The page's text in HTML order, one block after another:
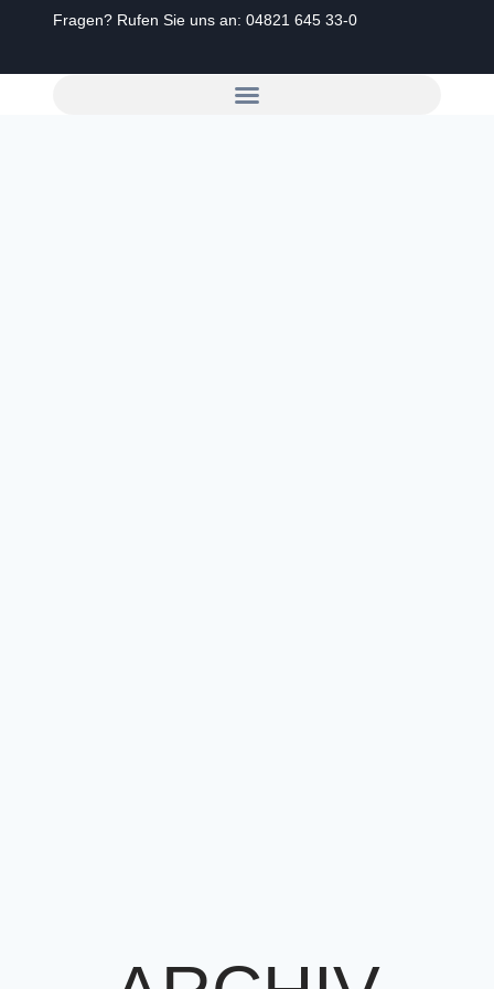
Fragen? Rufen Sie uns an: 04821 645 33-0